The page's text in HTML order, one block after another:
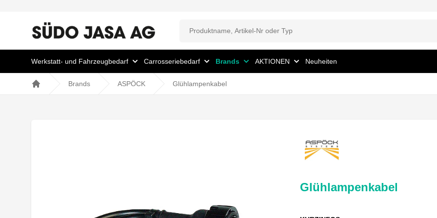
Werkstatt- und Fahrzeugbedarf Carrosseriebedarf Brands AKTIONEN Neuheiten
Brands ASPÖCK Glühlampenkabel
Glühlampenkabel